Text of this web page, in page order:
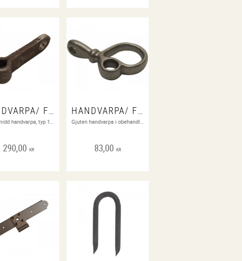
HANDVARPA/ FÖNSTERHASP/ FÖNSTERLÅS
290,00 KR
HANDVARPA/ FÖNSTERHASP/ FÖNSTERLÅS
83,00 KR